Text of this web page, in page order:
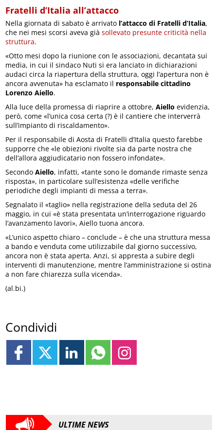
Fratelli d’Italia all’attacco
Nella giornata di sabato è arrivato l’attacco di Fratelli d’Italia,
che nei mesi scorsi aveva giàsollevato presunte criticità nella
struttura.
«Otto mesi dopo la riunione con le associazioni, decantata sui
media, in cui il sindaco Nuti si era lanciato in dichiarazioni
audaci circa la riapertura della struttura, oggi l’apertura non è
ancora avvenuta» ha esclamato il responsabile cittadino
Lorenzo Aiello.
Alla luce della promessa di riaprire a ottobre,Aiello evidenzia,
però, come «l’unica cosa certa (?) è il cantiere che interverrà
sull’impianto di riscaldamento».
Per il responsabile di Aosta di Fratelli d’Italia questo farebbe
supporre che «le obiezioni rivolte sia da parte nostra che
dell’allora aggiudicatario non fossero infondate».
SecondoAiello, infatti, «tante sono le domande rimaste senza
risposta», in particolare sull’esistenza «delle verifiche
periodiche degli impianti di messa a terra».
Segnalato il «taglio» nella registrazione della seduta del 26
maggio, in cui «è stata presentata un’interrogazione riguardo
l’avanzamento lavori», Aiello tuona ancora.
«L’unico aspetto chiaro – conclude – è che una struttura messa
a bando e venduta come utilizzabile dal giorno successivo,
ancora non è stata aperta. Anzi, si appresta a subire degli
interventi di manutenzione, mentre l’amministrazione si ostina
a non fare chiarezza sulla vicenda».
(al.bi.)
Condividi
ULTIME NEWS